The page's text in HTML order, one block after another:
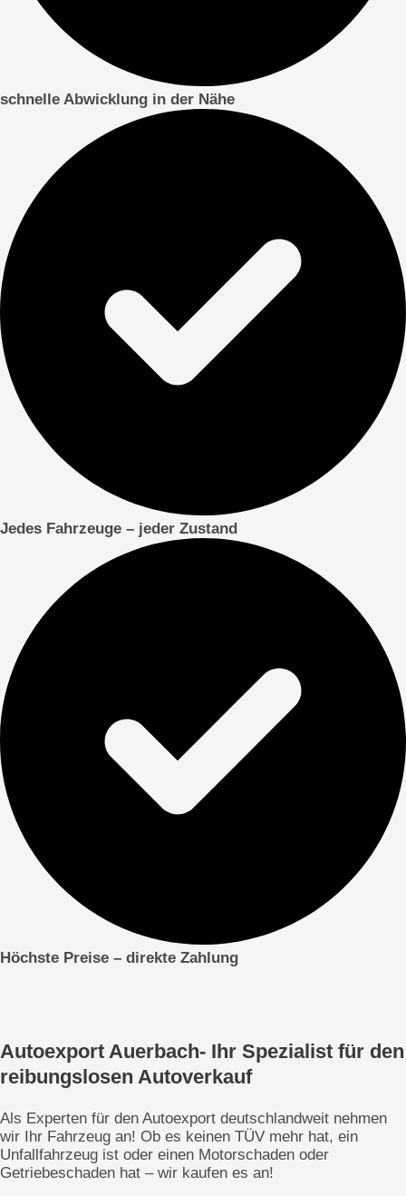
schnelle Abwicklung in der Nähe
Jedes Fahrzeuge – jeder Zustand
Höchste Preise – direkte Zahlung
Autoexport Auerbach- Ihr Spezialist für den
reibungslosen Autoverkauf
Als Experten für den Autoexport deutschlandweit nehmen
wir Ihr Fahrzeug an! Ob es keinen TÜV mehr hat, ein
Unfallfahrzeug ist oder einen Motorschaden oder
Getriebeschaden hat – wir kaufen es an!